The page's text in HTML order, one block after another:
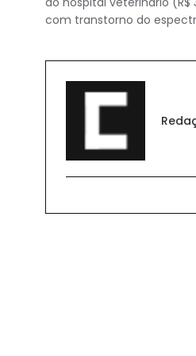
com transtorno do